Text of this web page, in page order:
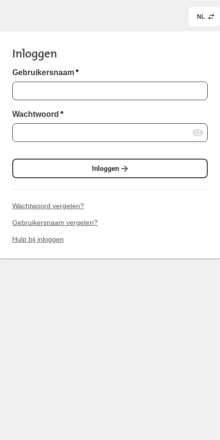
NL
Inloggen
Gebruikersnaam*
Wachtwoord *
Inloggen
Wachtwoord vergeten?
Gebruikersnaam vergeten?
Hulp bij inloggen